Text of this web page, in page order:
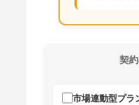
契
市場連動型プラ